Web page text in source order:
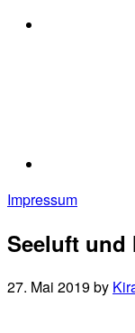
Impressum
Seeluft
27. Mai 2019by